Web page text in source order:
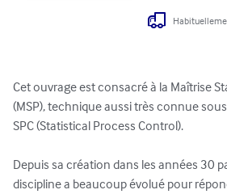
Cet ouvrage est consacré à la Maîtrise
(MSP), technique aussi très connue
SPC (Statistical Process Control).
Depuis sa création dans les années 30
discipline a beaucoup évolué pour